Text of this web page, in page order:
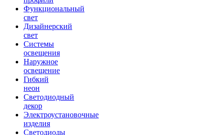
Функциональный
свет
Дизайнерский
свет
Системы
освещения
Наружное
освещение
Гибкий
неон
Светодиодный
декор
Электроустановочные
изделия
Светодиоды